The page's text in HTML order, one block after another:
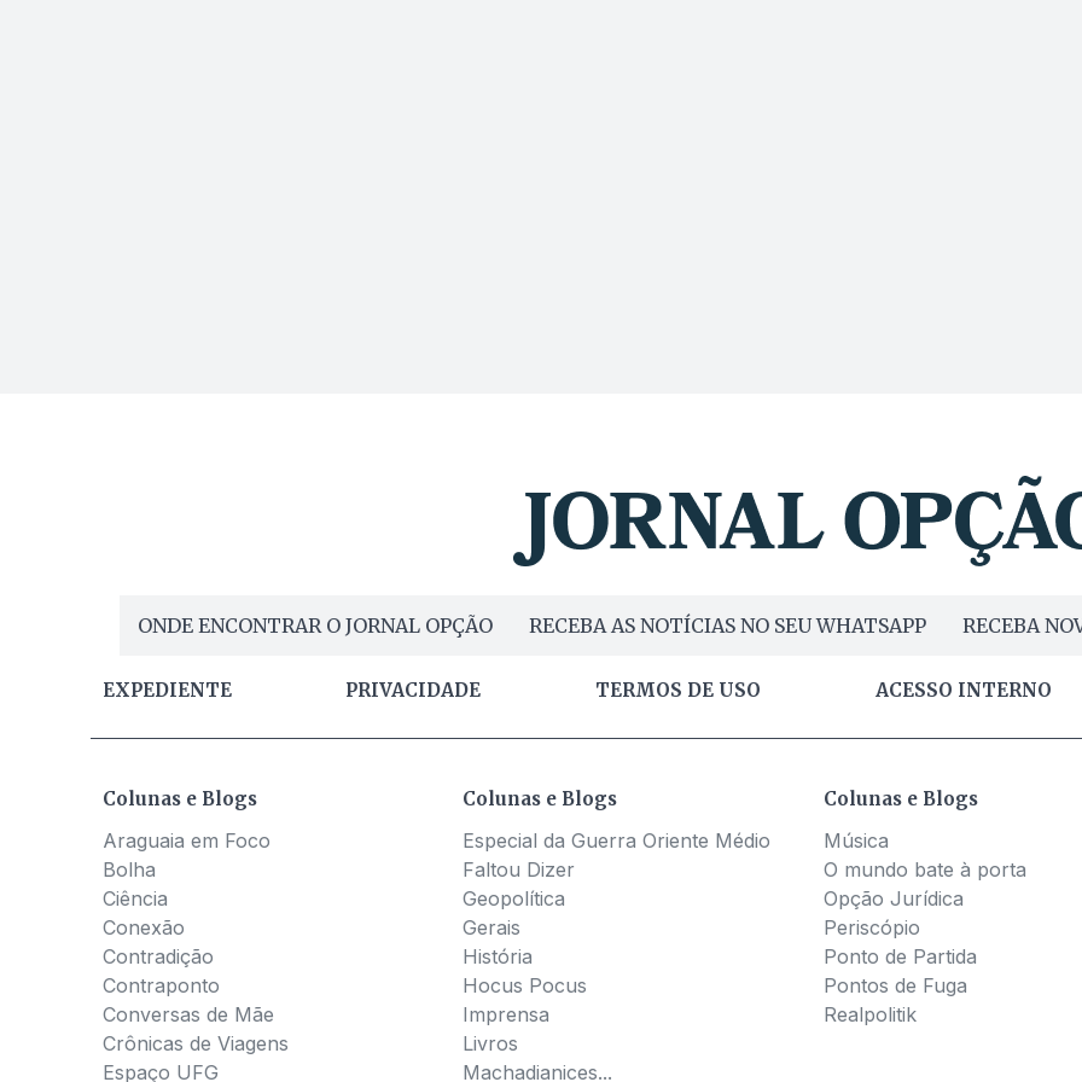
ONDE ENCONTRAR O JORNAL OPÇÃO RECEBA AS NOTÍCIAS NO SEU WHATSAPP RECEBA
EXPEDIENTE PRIVACIDADE TERMOS DE USO ACESSO INTERNO
Colunas e Blogs
Araguaia em Foco
Bolha
Ciência
Conexão
Contradição
Contraponto
Conversas de Mãe
Crônicas de Viagens
Espaço UFG
Colunas e Blogs
Especial da Guerra Oriente Médio
Faltou Dizer
Geopolítica
Gerais
História
Hocus Pocus
Imprensa
Livros
Machadianices...
Colunas e Blogs
Música
O mundo bate à porta
Opção Jurídica
Periscópio
Ponto de Partida
Pontos de Fuga
Realpolitik